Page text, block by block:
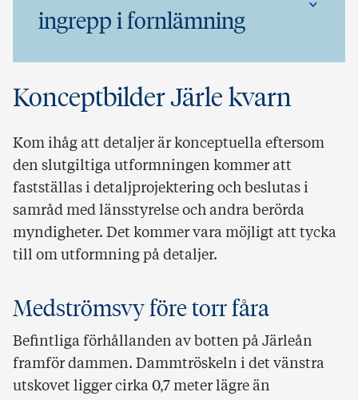
ingrepp i fornlämning
Konceptbilder Järle kvarn
Kom ihåg att detaljer är konceptuella eftersom
den slutgiltiga utformningen kommer att
fastställas i detaljprojektering och beslutas i
samråd med länsstyrelse och andra berörda
myndigheter. Det kommer vara möjligt att tycka
till om utformning på detaljer.
Medströmsvy före torr fåra
Befintliga förhållanden av botten på Järleån
framför dammen. Dammtröskeln i det vänstra
utskovet ligger cirka 0,7 meter lägre än